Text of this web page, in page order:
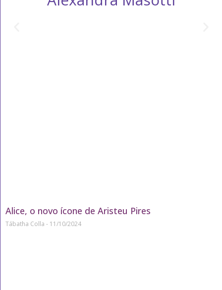
Alice, o novo ícone de Aristeu Pires
Tábatha Colla 11/10/2024